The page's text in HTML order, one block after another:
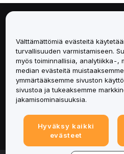
Palvelut
Tuki
Tuotteet
Lakiasiat
Välttämättömiä evästeitä
turvallisuuden varmistamiseen.
myös toiminnallisia, analytiikka-,
median evästeitä
ymmärtääksemme sivuston
sivustoa ja tukeaksemme
jakamisominaisuuksia.
Hyväksy kaikki
evästeet